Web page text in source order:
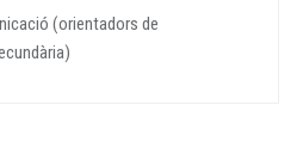
(orientadors de